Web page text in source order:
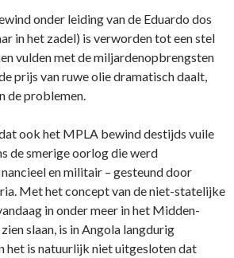
onder leiding van de Eduardo dos
in het zadel) is verworden tot een stel
vulden met de miljardenopbrengsten
prijs van ruwe olie dramatisch daalt,
de problemen.
ook het MPLA bewind destijds vuile
de smerige oorlog die werd
en militair – gesteund door
Met het concept van de niet-statelijke
in onder meer in het Midden-
slaan, is in Angola langdurig
het is natuurlijk niet uitgesloten dat